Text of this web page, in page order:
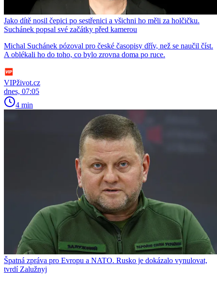
Jako dítě nosil čepici po sestřenici a všichni ho měli za holčičku.
Suchánek popsal své začátky před kamerou
Michal Suchánek pózoval pro české časopisy dřív, než se naučil číst.
A oblékali ho do toho, co bylo zrovna doma po ruce.
VIPživot.cz
dnes, 07:05
4 min
Špatná zpráva pro Evropu a NATO. Rusko je dokázalo vynulovat,
tvrdí Zalužnyj